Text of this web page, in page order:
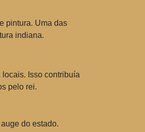
pintura. Uma das
indiana.
Isso contribuía
pelo rei.
do estado.